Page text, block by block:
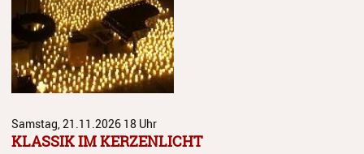
Samstag, 21.11.2026 18 Uhr
KLASSIK IM KERZENLICHT